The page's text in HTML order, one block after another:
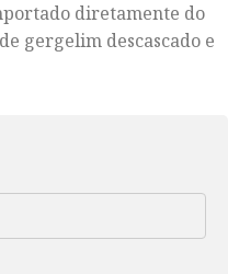
diretamente do
gergelim descascado e